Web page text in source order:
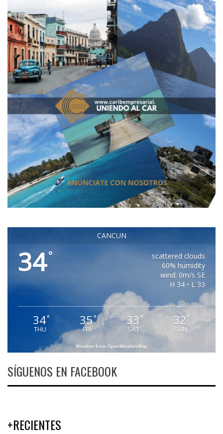
CANCUN
34°
scattered clouds
60% humidity
wind: 0m/s SE
H 34 • L 33
34°
THU
35°
FRI
33 °
SAT
32 °
SUN
Weather from OpenWeatherMap
SÍGUENOS EN FACEBOOK
+RECIENTES